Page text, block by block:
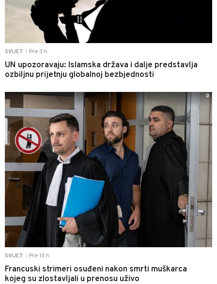
SVIJET Pre 3 h
UN upozoravaju: Islamska država i dalje predstavlja
ozbiljnu prijetnju globalnoj bezbjednosti
SVIJET Pre 13 h
Francuski strimeri osuđeni nakon smrti muškarca
kojeg su zlostavljali u prenosu uživo
0